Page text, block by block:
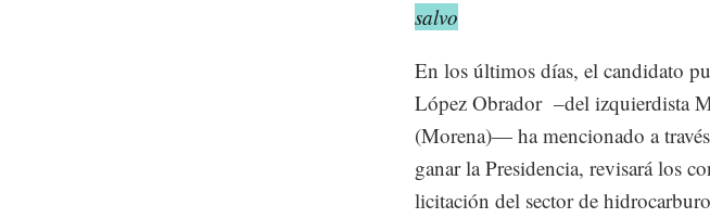
salvo
En los últimos días, el candidato
López Obrador –del izquierdista
(Morena)— ha mencionado a través
ganar la Presidencia, revisará los
licitación del sector de